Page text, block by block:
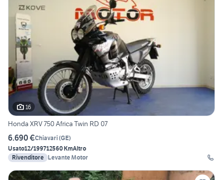
16
Honda XRV 750 Africa Twin RD 07
6.690 €Chiavari(GE)
Usato12/199712560 KmAltro
Rivenditore Levante Motor